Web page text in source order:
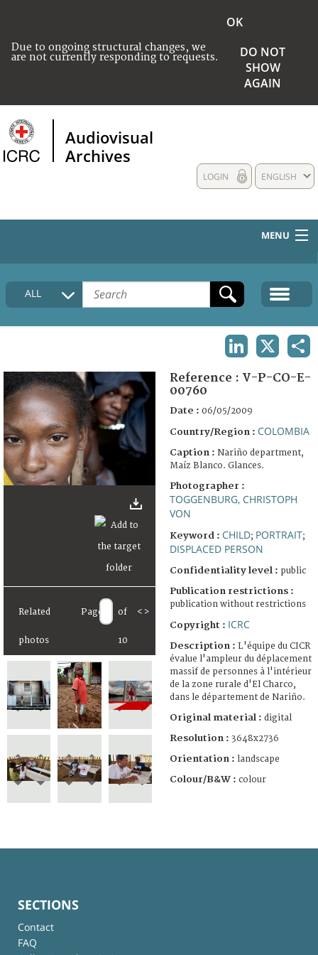
Due to ongoing structural changes, we
are not currently responding to requests.
OK
DO NOT
SHOW
AGAIN
Audiovisual
Archives
ENGLISH
LOGIN
MENU
HOME
COLLECTIONS DESCRIPTION
FAQ
ALL
Related
photos
Page of
10
< >
Reference : V-P-CO-E-
00760
Date : 06/05/2009
Country/Region : COLOMBIA
Caption : Nariño department,
Maíz Blanco. Glances.
Photographer :
TOGGENBURG, CHRISTOPH
VON
Keyword : CHILD; PORTRAIT;
DISPLACED PERSON
Confidentiality level : public
Publication restrictions :
publication without restrictions
Copyright : ICRC
Description : L'équipe du CICR
évalue l'ampleur du déplacement
massif de personnes à l'intérieur
de la zone rurale d'El Charco,
dans le département de Nariño.
Original material : digital
Resolution : 3648x2736
Orientation : landscape
Colour/B&W : colour
SECTIONS
Contact
FAQ